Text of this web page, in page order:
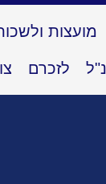
מועצות
לזכרם